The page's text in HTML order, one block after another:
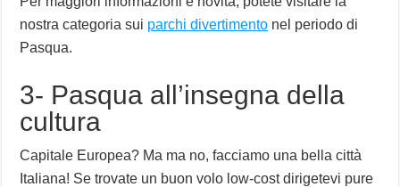
nostra categoria sui parchi divertimento nel periodo di
Pasqua.
3- Pasqua all’insegna della
cultura
Capitale Europea? Ma ma no, facciamo una bella città
Italiana! Se trovate un buon volo low-cost dirigetevi pure